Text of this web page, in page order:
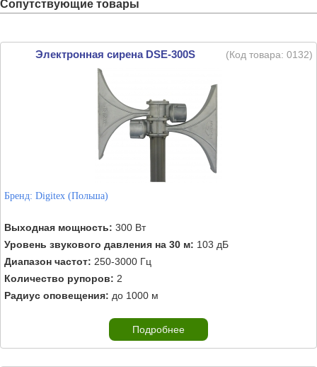
Сопутствующие товары
Электронная сирена DSE-300S (Код товара: 0132)
Бренд: Digitex (Польша)
Выходная мощность: 300 Вт
Уровень звукового давления на 30 м: 103 дБ
Диапазон частот: 250-3000 Гц
Количество рупоров: 2
Радиус оповещения: до 1000 м
Подробнее